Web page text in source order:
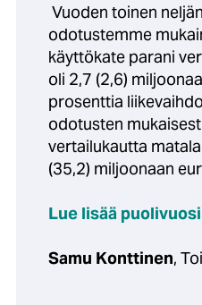
Vuoden toinen
odotustemme
käyttökate parani
oli 2,7 (2,6)
prosenttia
odotusten
vertailukautta
(35,2) miljoonaan
Lue lisää
Samu Konttinen,